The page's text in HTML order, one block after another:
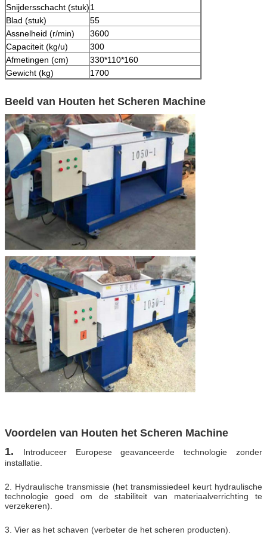
Snijdersschacht (stuk)1
Blad (stuk)
55
Assnelheid (r/min)
3600
Capaciteit (kg/u)
300
Afmetingen (cm)
330*110*160
Gewicht (kg)
1700
Beeld van Houten het Scheren Machine
Voordelen van Houten het Scheren Machine
1.
Introduceer Europese geavanceerde technologie zonder
installatie.
2. Hydraulische transmissie (het transmissiedeel keurt hydraulische
technologie goed om de stabiliteit van materiaalverrichting te
verzekeren).
3. Vier as het schaven (verbeter de het scheren producten).